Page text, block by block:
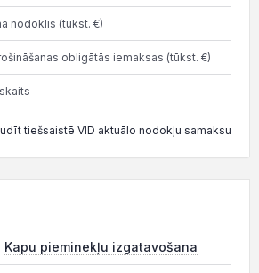
nodoklis (tūkst. €)
obligātās iemaksas (tūkst. €)
tiešsaistē VID aktuālo nodokļu samaksu
Kapu pieminekļu izgatavošana